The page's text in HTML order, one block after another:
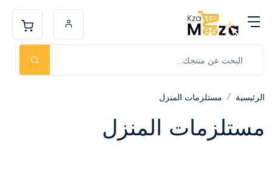
الرئيسية مستلزمات المنزل
مستلزمات المنزل